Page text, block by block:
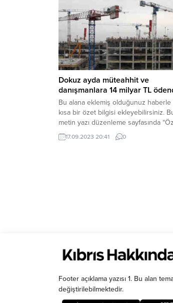
Dokuz ayda müteahhit ve
danışmanlara 14 milyar TL
Bu alana eklemiş olduğunuz haberle
kısa bir özet bilgisi ekleyebilirsiniz.
metin yazı düzenleme sayfasında
bölümünden eklenebilir. Özet
eklenmişse başlık altında kalın olarak
17.09.2023 20:41 0
Footer açıklama yazısı 1. Bu alan
değiştirilebilmektedir.